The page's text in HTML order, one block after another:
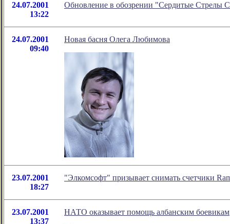
24.07.2001
13:22
Обновление в обозрении "Сердитые Стрелы
24.07.2001
09:40
Новая басня Олега Любимова
23.07.2001
18:27
"Элкомсофт" призывает снимать счетчики
23.07.2001
13:37
НАТО оказывает помощь албанским боевикам